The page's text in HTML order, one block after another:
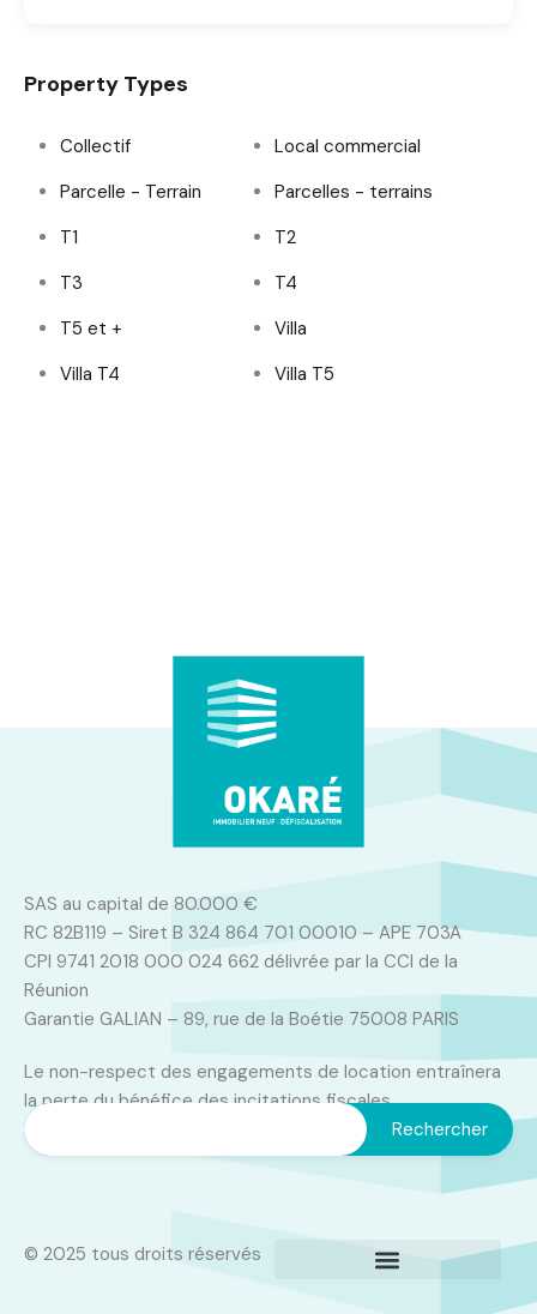
Property Types
Collectif
Local commercial
Parcelle - Terrain
Parcelles - terrains
T1
T2
T3
T4
T5 et +
Villa
Villa T4
Villa T5
SAS au capital de 80.000 €
RC 82B119 – Siret B 324 864 701 00010 – APE 703A
CPI 9741 2018 000 024 662 délivrée par la CCI de la
Réunion
Garantie GALIAN – 89, rue de la Boétie 75008 PARIS
Le non-respect des engagements de location entraînera
la perte du bénéfice des incitations fiscales
© 2025 tous droits réservés